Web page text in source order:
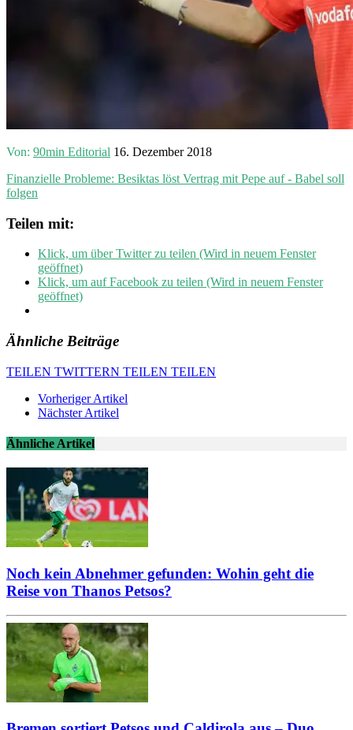
Von: 90min Editorial 16. Dezember 2018
Finanzielle Probleme: Besiktas löst Vertrag mit Pepe auf - Babel soll
folgen
Teilen mit:
Klick, um über Twitter zu teilen (Wird in neuem Fenster
geöffnet)
Klick, um auf Facebook zu teilen (Wird in neuem Fenster
geöffnet)
Ähnliche Beiträge
TEILEN TWITTERN TEILEN TEILEN
Vorheriger Artikel
Nächster Artikel
Ähnliche Artikel
Noch kein Abnehmer gefunden: Wohin geht die
Reise von Thanos Petsos?